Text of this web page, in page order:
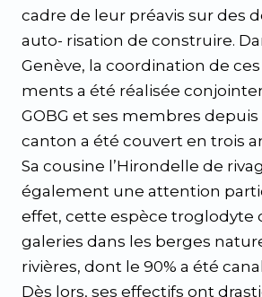
cadre de leur préavis sur des
auto- risation de construire.
Genève, la coordination de
ments a été réalisée
GOBG et ses membres depuis
canton a été couvert en trois
Sa cousine l’Hirondelle de
également une attention
effet, cette espèce troglodyte
galeries dans les berges
rivières, dont le 90% a été
Dès lors, ses effectifs ont